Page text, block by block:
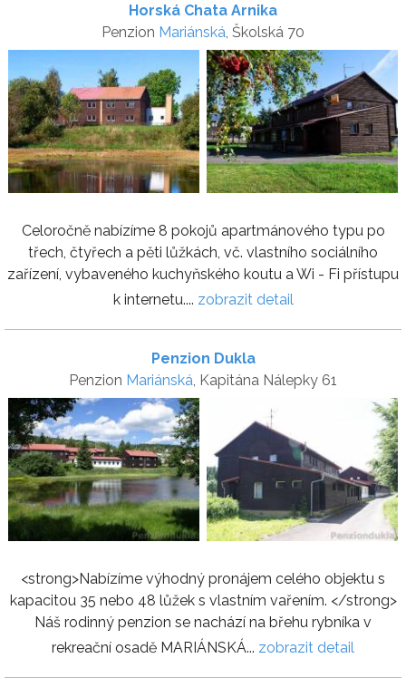
Horská Chata Arnika
Penzion Mariánská , Školská 70
Celoročně nabízíme 8 pokojů apartmánového typu po
třech, čtyřech a pěti lůžkách, vč. vlastního sociálního
zařízení, vybaveného kuchyňského koutu a Wi - Fi přístupu
k internetu.... zobrazit detail
Penzion Dukla
Penzion Mariánská, Kapitána Nálepky 61
<strong>Nabízíme výhodný pronájem celého objektu s
kapacitou 35 nebo 48 lůžek s vlastním vařením. </strong>
Náš rodinný penzion se nachází na břehu rybníka v
rekreační osadě MARIÁNSKÁ... zobrazit detail